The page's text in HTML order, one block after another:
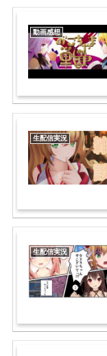
動画感想
生配信実況
生配信実況